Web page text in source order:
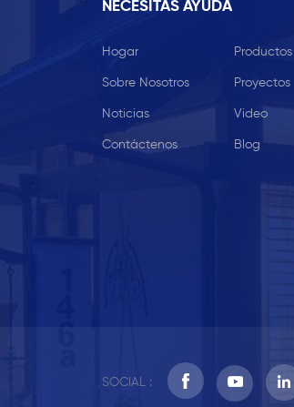
NECESITAS AYUDA
Hogar Productos
Sobre Nosotros Proyectos
Noticias Video
Contáctenos Blog
SOCIAL :